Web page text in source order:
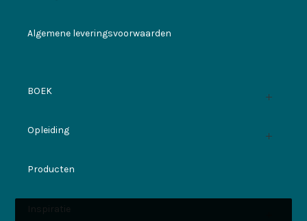
Algemene leveringsvoorwaarden
BOEK
Opleiding
Producten
Inspiratie